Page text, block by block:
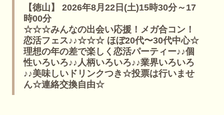
【徳山】 2026年8月22日(土)15時30分～17
時00分
☆☆☆みんなの出会い応援！メガ合コン！
恋活フェス♪♪☆☆☆ ほぼ20代〜30代中心☆
理想の年の差で楽しく恋活パーティー♪♪個
性いろいろ♪♪人柄いろいろ♪♪業界いろいろ
♪♪美味しいドリンクつき☆投票は行いませ
ん☆連絡交換自由☆